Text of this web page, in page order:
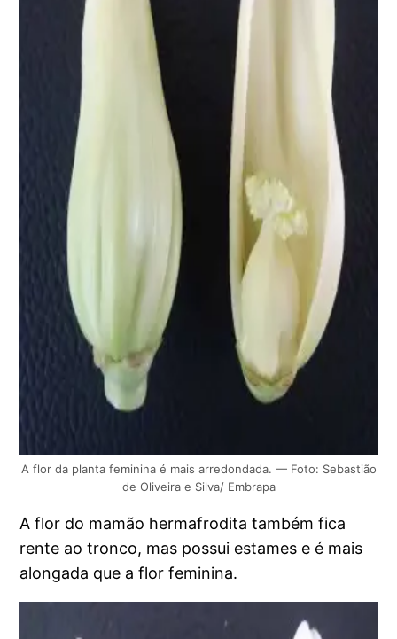
A flor da planta feminina é mais arredondada. — Foto: Sebastião
de Oliveira e Silva/ Embrapa
A flor do mamão hermafrodita também fica
rente ao tronco, mas possui estames e é mais
alongada que a flor feminina.